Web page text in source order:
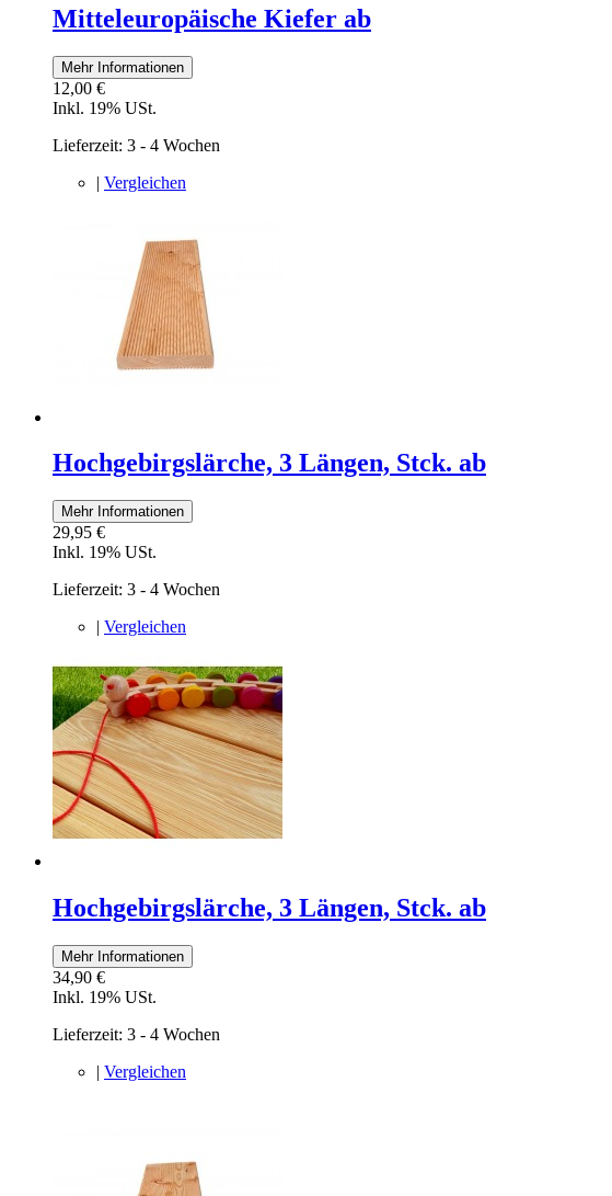
Mitteleuropäische Kiefer ab
Mehr Informationen
12,00 €
Inkl. 19% USt.
Lieferzeit: 3 - 4 Wochen
| Vergleichen
Hochgebirgslärche, 3 Längen, Stck. ab
Mehr Informationen
29,95 €
Inkl. 19% USt.
Lieferzeit: 3 - 4 Wochen
| Vergleichen
Hochgebirgslärche, 3 Längen, Stck. ab
Mehr Informationen
34,90 €
Inkl. 19% USt.
Lieferzeit: 3 - 4 Wochen
| Vergleichen